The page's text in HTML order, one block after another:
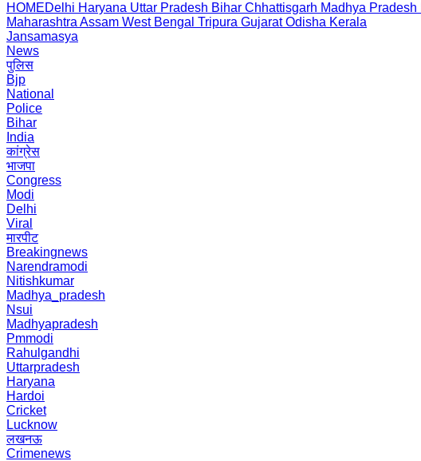
HOMEDelhi Haryana Uttar Pradesh Bihar Chhattisgarh Madhya Pradesh
Maharashtra Assam West Bengal Tripura Gujarat Odisha Kerala
Jansamasya
News
पुलिस
Bjp
National
Police
Bihar
India
कांग्रेस
भाजपा
Congress
Modi
Delhi
Viral
मारपीट
Breakingnews
Narendramodi
Nitishkumar
Madhya_pradesh
Nsui
Madhyapradesh
Pmmodi
Rahulgandhi
Uttarpradesh
Haryana
Hardoi
Cricket
Lucknow
लखनऊ
Crimenews